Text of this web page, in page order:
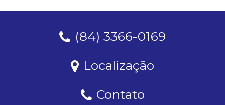
(84) 3366-0169
Localização
Contato